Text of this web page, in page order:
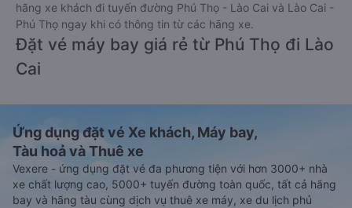
hãng xe khách đi tuyến đường Phú Thọ - Lào Cai và Lào Cai -
Phú Thọ ngay khi có thông tin từ các hãng xe.
Đặt vé máy bay giá rẻ từ Phú Thọ đi Lào
Cai
Ứng dụng đặt vé Xe khách, Máy bay,
Tàu hoả và Thuê xe
Vexere - ứng dụng đặt vé đa phương tiện với hơn 3000+ nhà
xe chất lượng cao, 5000+ tuyến đường toàn quốc, tất cả hãng
bay và hãng tàu cùng dịch vụ thuê xe máy, xe du lịch phủ